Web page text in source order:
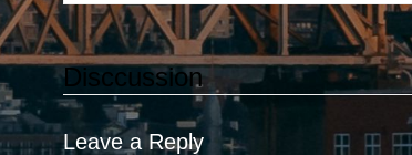
Disccussion
Leave a Reply